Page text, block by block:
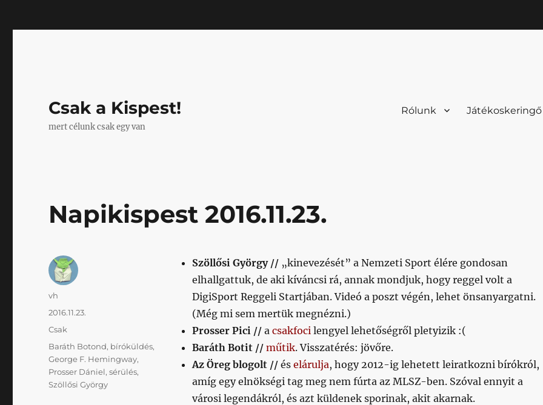
Csak a Kispest!
mert célunk csak egy van
Rólunk Játékoskeringő
Napikispest 2016.11.23.
Szöllősi György // „kinevezését” a Nemzeti Sport élére gondosan
elhallgattuk, de aki kíváncsi rá, annak mondjuk, hogy reggel volt a
DigiSport Reggeli Startjában. Videó a poszt végén, lehet önsanyargatni.
(Még mi sem mertük megnézni.)
Prosser Pici // a csakfocilengyel lehetőségről pletyizik :(
Baráth Botit // műtik. Visszatérés: jövőre.
Az Öreg blogolt //és elárulja, hogy 2012-ig lehetett leiratkozni bírókról,
amíg egy elnökségi tag meg nem fúrta az MLSZ-ben. Szóval ennyit a
városi legendákról, és azt küldenek sporinak, akit akarnak.
Szerző
vh
Közzétéve
2016.11.23.
Kategória
Csak
Címke
Baráth Botond, bíróküldés,
George F. Hemingway,
Prosser Dániel,sérülés,
Szöllősi György